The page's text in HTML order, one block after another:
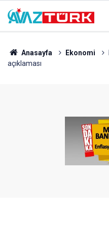
Anasayfa Ekonomi
açıklaması